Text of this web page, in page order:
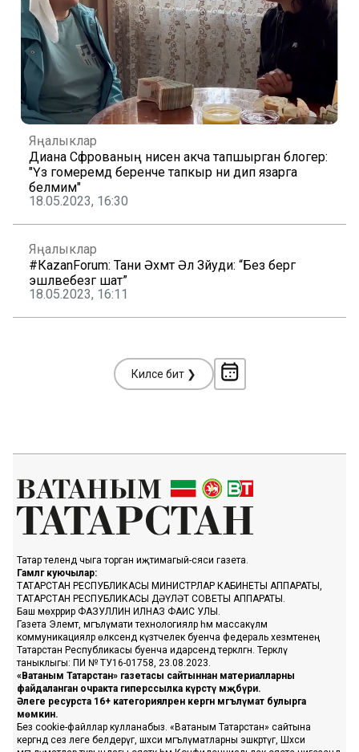
Яңалыклар
Диана Сәфәрованың әнисенә акча тапшырган блогер:
"Үз гомеремдә беренче тапкыр ни дип язарга
белмим"
18.05.2023, 16:30
Яңалыклар
#КаzanForum: Тани Әхмәт Әл Зәйуди: “Без бергә
эшләвебезгә шат”
18.05.2023, 16:11
Киләсе бит ❯
Татар телендә чыга торган иҗтимагый-сәяси газета.
Гамәлгә куючылар:
ТАТАРСТАН РЕСПУБЛИКАСЫ МИНИСТРЛАР КАБИНЕТЫ АППАРАТЫ,
ТАТАРСТАН РЕСПУБЛИКАСЫ ДӘҮЛӘТ СОВЕТЫ АППАРАТЫ.
Баш мөхәррир ФАЗУЛЛИН ИЛНАЗ ФАИС УЛЫ.
Газета Элемтә, мәгълүмати технологияләр һәм массакүләм
коммуникацияләр өлкәсендә күзәтчелек буенча федераль хезмәтенең
Татарстан Республикасы буенча идарәсендә теркәлгән. Теркәлү
таныклыгы: ПИ № ТУ16-01758, 23.08.2023.
«Ватаным Татарстан» газетасы сайтыннан материалларны
файдаланган очракта гиперссылка күрсәтү мәҗбүри.
Әлеге ресурста 16+ категорияләренә кергән мәгълүмат булырга
мөмкин.
Без cookie-файллар кулланабыз. «Ватаным Татарстан» сайтына
кергәндә сез әлеге белдерүгә, шәхси мәгълүматларны эшкәртүгә, Шәхси